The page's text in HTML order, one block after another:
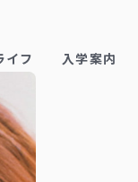
イフ 入学案内